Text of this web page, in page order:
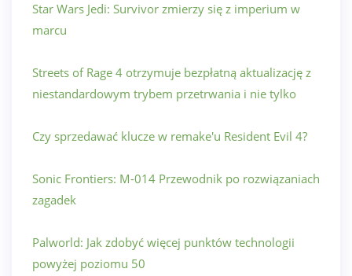
Star Wars Jedi: Survivor zmierzy się z imperium w
marcu
Streets of Rage 4 otrzymuje bezpłatną aktualizację z
niestandardowym trybem przetrwania i nie tylko
Czy sprzedawać klucze w remake'u Resident Evil 4?
Sonic Frontiers: M-014 Przewodnik po rozwiązaniach
zagadek
Palworld: Jak zdobyć więcej punktów technologii
powyżej poziomu 50